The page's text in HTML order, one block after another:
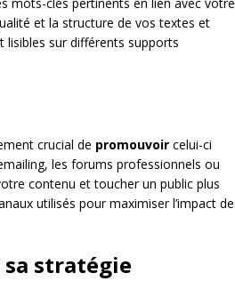
et la structure de vos textes et
lisibles sur différents supports
crucial de promouvoir celui-ci
les forums professionnels ou
contenu et toucher un public plus
utilisés pour maximiser l’impact de
stratégie